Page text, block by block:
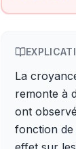
La
remonte à
ont
fonction de